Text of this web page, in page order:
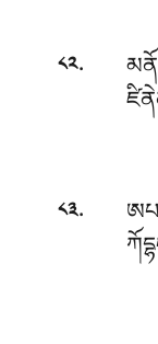
༨༢.
༨༣.